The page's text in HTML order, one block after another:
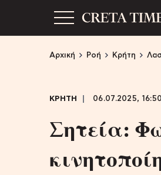
Αρχική Ροή Κρήτη
ΚΡΗΤΗ 06.07.2025, 16:50
Σητεία: